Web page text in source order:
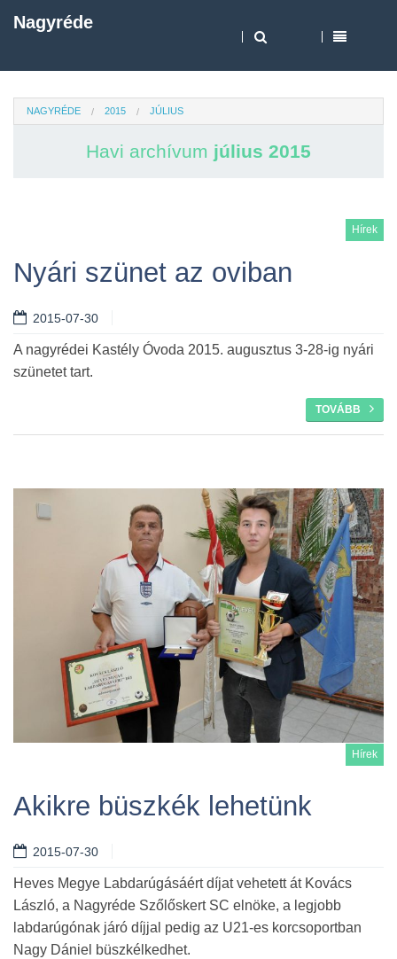
Nagyréde
NAGYRÉDE 2015 JÚLIUS
Havi archívum július 2015
Hírek
Nyári szünet az oviban
2015-07-30
A nagyrédei Kastély Óvoda 2015. augusztus 3-28-ig nyári
szünetet tart.
TOVÁBB
Hírek
Akikre büszkék lehetünk
2015-07-30
Heves Megye Labdarúgásáért díjat vehetett át Kovács
László, a Nagyréde Szőlőskert SC elnöke, a legjobb
labdarúgónak járó díjjal pedig az U21-es korcsoportban
Nagy Dániel büszkélkedhet.